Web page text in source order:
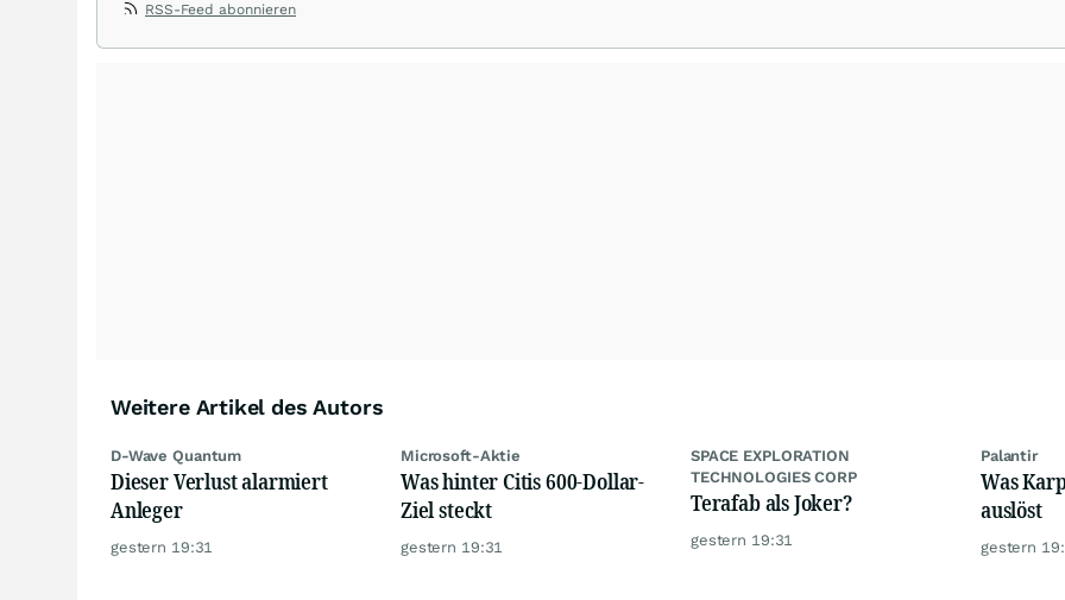
RSS-Feed abonnieren
Weitere Artikel des Autors
D-Wave Quantum
Dieser Verlust alarmiert
Anleger
gestern 19:31
Microsoft-Aktie
Was hinter Citis 600-Dollar-
Ziel steckt
gestern 19:31
SPACE EXPLORATION
TECHNOLOGIES CORP
Terafab als Joker?
gestern 19:31
Palantir
Was
auslöst
gestern